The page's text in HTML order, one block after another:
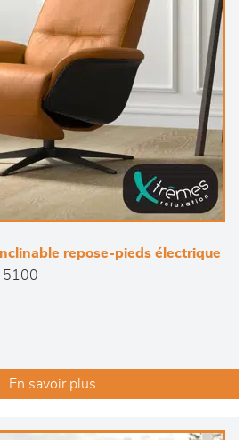
repose-pieds électrique
5100
En savoir plus